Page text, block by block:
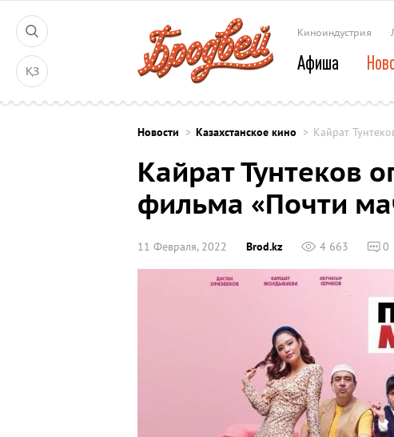
ҚЗ
Киноиндустрия
Афиша
Новости Казахстанское кино Кайрат
Кайрат Тунтеков
фильма «Почти
11 Февраля, 2022 Brod.kz 4 663 0